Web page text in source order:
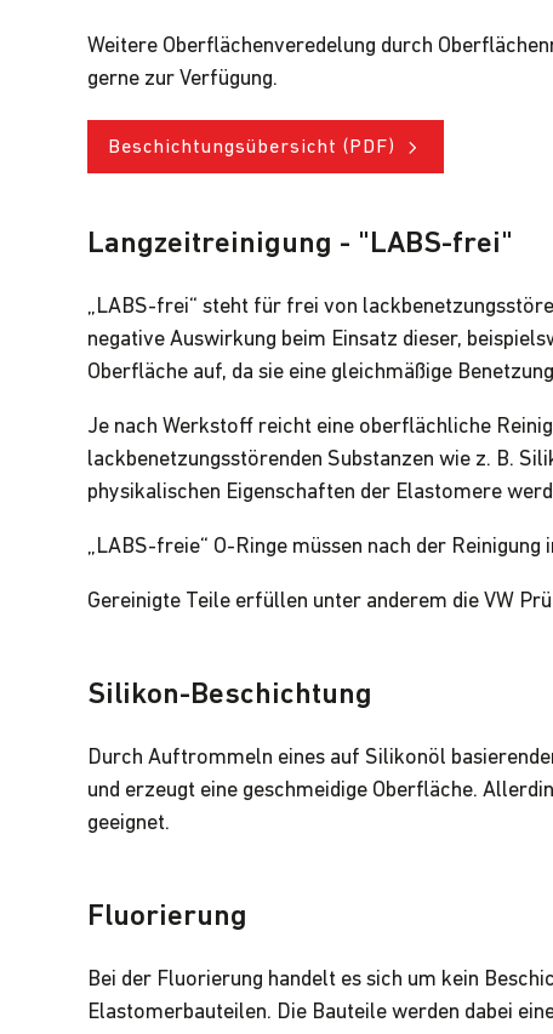
Weitere Oberflächenveredelung durch
gerne zur Verfügung.
Beschichtungsübersicht (PDF)
Langzeitreinigung - "LABS-frei"
„LABS-frei“ steht für frei von
negative Auswirkung beim Einsatz dieser,
Oberfläche auf, da sie eine gleichmäßige
Je nach Werkstoff reicht eine oberflächliche
lackbenetzungsstörenden Substanzen wie z. B.
physikalischen Eigenschaften der Elastomere
„LABS-freie“ O-Ringe müssen nach der
Gereinigte Teile erfüllen unter anderem die VW
Silikon-Beschichtung
Durch Auftrommeln eines auf Silikonöl
und erzeugt eine geschmeidige Oberfläche.
geeignet.
Fluorierung
Bei der Fluorierung handelt es sich um kein
Elastomerbauteilen. Die Bauteile werden dabei